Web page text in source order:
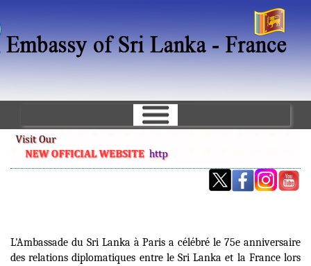
main
content
L'Ambassade du Sri Lanka à Paris a célébré le 75e anniversaire
des relations diplomatiques entre le Sri Lanka et la France lors